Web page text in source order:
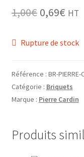
Vape
Pierre Cardin
1,00€ Le
initial
était :
0,69€Le
est :
HT
Rupture de stock
Référence : BR-PIERRE-
Catégorie : Briquets
Marque : Pierre Cardin
Produits